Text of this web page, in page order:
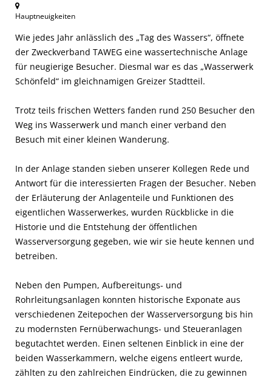
Hauptneuigkeiten
Wie jedes Jahr anlässlich des „Tag des Wassers“, öffnete
der Zweckverband TAWEG eine wassertechnische Anlage
für neugierige Besucher. Diesmal war es das „Wasserwerk
Schönfeld“ im gleichnamigen Greizer Stadtteil.
Trotz teils frischen Wetters fanden rund 250 Besucher den
Weg ins Wasserwerk und manch einer verband den
Besuch mit einer kleinen Wanderung.
In der Anlage standen sieben unserer Kollegen Rede und
Antwort für die interessierten Fragen der Besucher. Neben
der Erläuterung der Anlagenteile und Funktionen des
eigentlichen Wasserwerkes, wurden Rückblicke in die
Historie und die Entstehung der öffentlichen
Wasserversorgung gegeben, wie wir sie heute kennen und
betreiben.
Neben den Pumpen, Aufbereitungs- und
Rohrleitungsanlagen konnten historische Exponate aus
verschiedenen Zeitepochen der Wasserversorgung bis hin
zu modernsten Fernüberwachungs- und Steueranlagen
begutachtet werden. Einen seltenen Einblick in eine der
beiden Wasserkammern, welche eigens entleert wurde,
zählten zu den zahlreichen Eindrücken, die zu gewinnen